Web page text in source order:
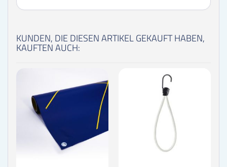
KUNDEN, DIE DIESEN ARTIKEL GEKAUFT HABEN,
KAUFTEN AUCH: